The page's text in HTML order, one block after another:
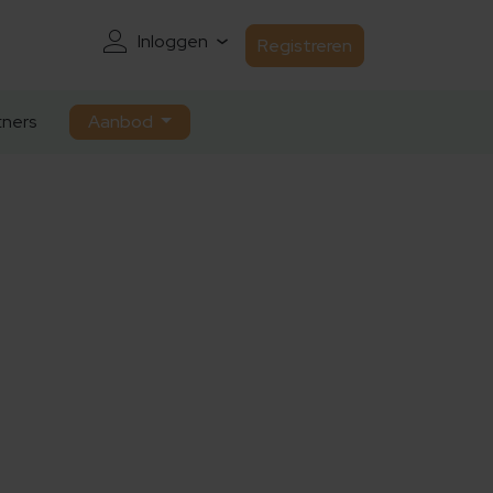
Inloggen Registreren
Aanbod